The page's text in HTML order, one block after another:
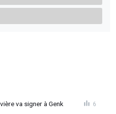
va signer à Genk 6